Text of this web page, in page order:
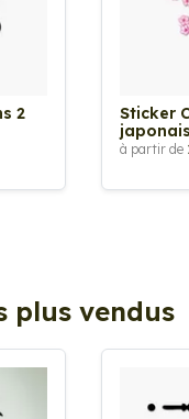
2
Sticker
à partir de
plus vendus